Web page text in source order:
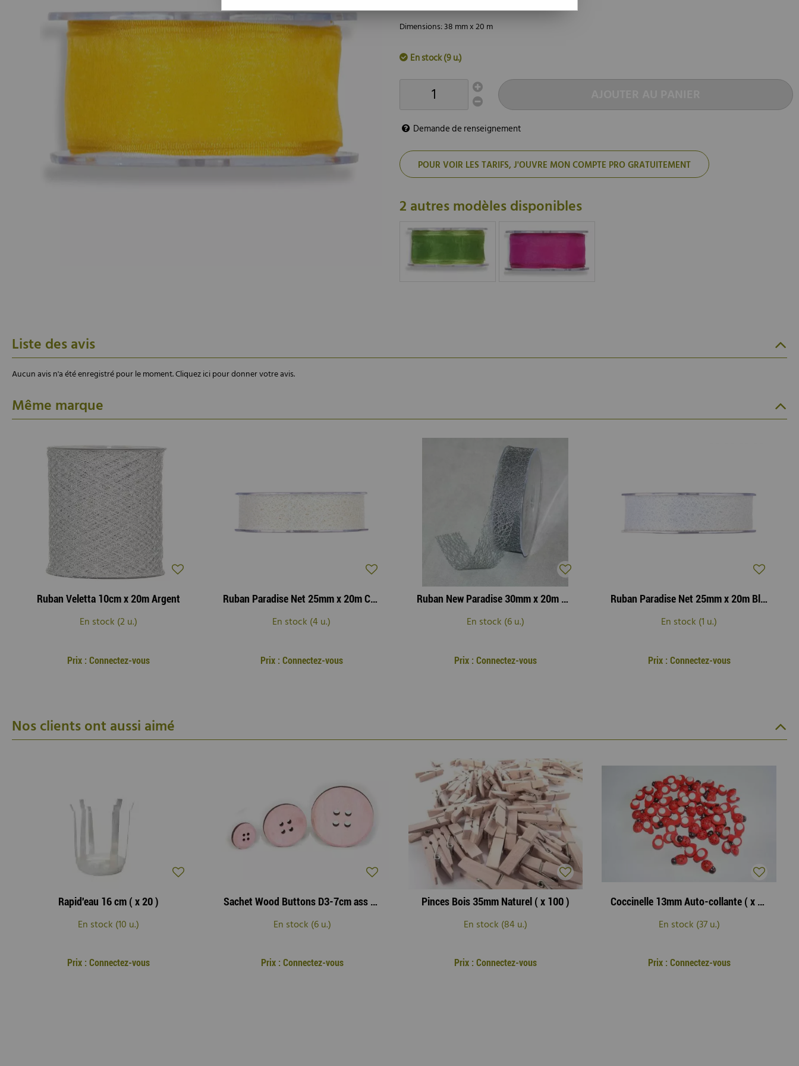
Dimensions: 38 mm x 20 m
En stock (9 u.)
Demande de renseignement
POUR VOIR LES TARIFS, J'OUVRE MON COMPTE PRO GRATUITEMENT
2 autres modèles disponibles
Liste des avis
Aucun avis n'a été enregistré pour le moment.Cliquez ici pour donner votre avis.
Même marque
Ruban Veletta 10cm x 20m Argent
En stock (2 u.)
Prix : Connectez-vous
Ruban Paradise Net 25mm x 20m Crème
En stock (4 u.)
Prix : Connectez-vous
Ruban New Paradise 30mm x 20m Argent
En stock (6 u.)
Prix : Connectez-vous
Ruban Paradise Net 25mm x 20m Blanc
En stock (1 u.)
Prix : Connectez-vous
Nos clients ont aussi aimé
Rapid'eau 16 cm ( x 20 )
En stock (10 u.)
Prix : Connectez-vous
Sachet Wood Buttons D3-7cm ass Rose ( x 30 )
En stock (6 u.)
Prix : Connectez-vous
Pinces Bois 35mm Naturel ( x 100 )
En stock (84 u.)
Prix : Connectez-vous
Coccinelle 13mm Auto-collante ( x 120 )
En stock (37 u.)
Prix : Connectez-vous